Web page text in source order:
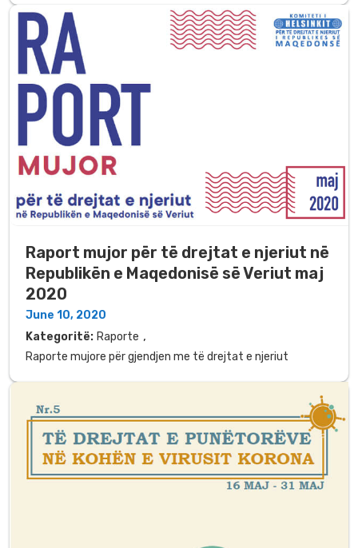
Raport mujor për të drejtat e njeriut në
Republikën e Maqedonisë së Veriut maj
2020
June 10, 2020
Kategoritë: Raporte ,
Raporte mujore për gjendjen me të drejtat e njeriut